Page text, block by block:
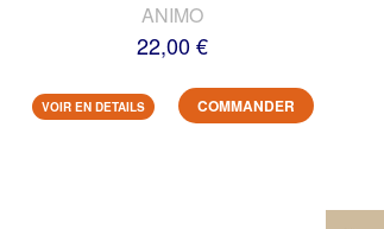
ANIMO
22,00 €
VOIR EN DETAILS COMMANDER